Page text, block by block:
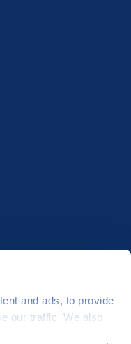
and ads, to provide
our traffic. We also
server hostingu od